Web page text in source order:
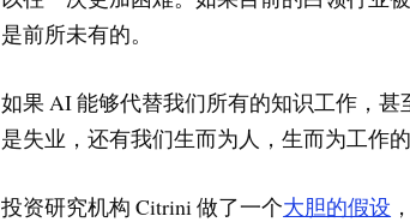
是前所未有的。
如果 AI 能够代替我们所有的知识工作，
是失业，还有我们生而为人，生而为工作的
投资研究机构 Citrini 做了一个大胆的假设